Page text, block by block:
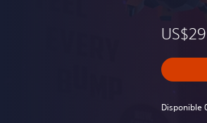
Disponible